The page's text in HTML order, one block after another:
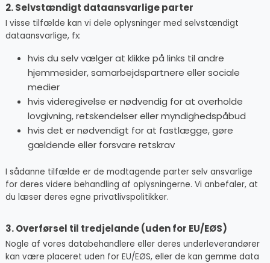
2. Selvstændigt dataansvarlige parter
I visse tilfælde kan vi dele oplysninger med selvstændigt
dataansvarlige, fx:
hvis du selv vælger at klikke på links til andre
hjemmesider, samarbejdspartnere eller sociale
medier
hvis videregivelse er nødvendig for at overholde
lovgivning, retskendelser eller myndighedspåbud
hvis det er nødvendigt for at fastlægge, gøre
gældende eller forsvare retskrav
I sådanne tilfælde er de modtagende parter selv ansvarlige
for deres videre behandling af oplysningerne. Vi anbefaler, at
du læser deres egne privatlivspolitikker.
3. Overførsel til tredjelande (uden for EU/EØS)
Nogle af vores databehandlere eller deres underleverandører
kan være placeret uden for EU/EØS, eller de kan gemme data